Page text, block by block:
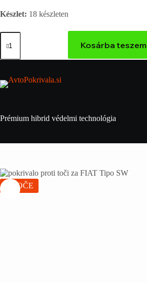
Készlet: 18 készleten
Kosárba teszem
Prémium hibrid védelmi technológia
VROČE